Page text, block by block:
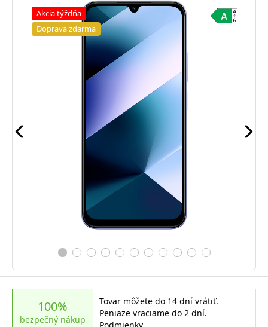
Akcia týždňa
Doprava zdarma
100%
bezpečný nákup
Tovar môžete do 14 dní vrátiť.
Peniaze vraciame do 2 dní.